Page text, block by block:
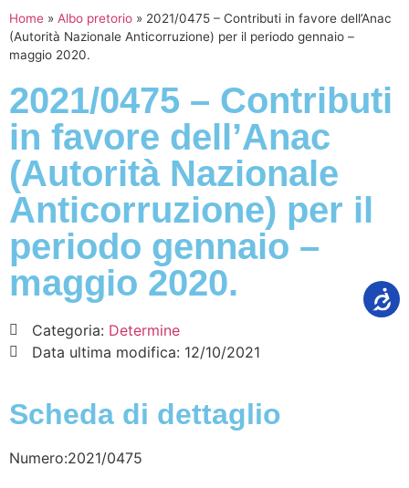
Home » Albo pretorio » 2021/0475 – Contributi in favore dell’Anac
(Autorità Nazionale Anticorruzione) per il periodo gennaio –
maggio 2020.
2021/0475 – Contributi
in favore dell’Anac
(Autorità Nazionale
Anticorruzione) per il
periodo gennaio –
maggio 2020.
Categoria: Determine
Data ultima modifica: 12/10/2021
Scheda di dettaglio
Numero:2021/0475